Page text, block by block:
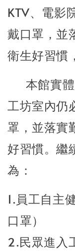
KTV、電影
戴口罩，並
衛生好習慣
本館實
工坊室內仍
罩，並落實
好習慣。繼
為：
1.員工自主
口罩）
2.民眾進入